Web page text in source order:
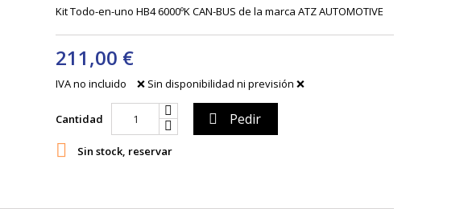
Kit Todo-en-uno HB4 6000ºK CAN-BUS de la marca ATZ AUTOMOTIVE
211,00 €
IVA no incluido ❌ Sin disponibilidad ni previsión ❌
Cantidad  Pedir
 Sin stock, reservar